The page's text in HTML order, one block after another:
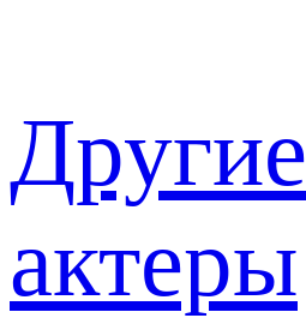
Другие
актеры